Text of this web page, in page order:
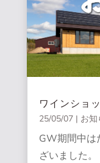
ワインショ
25/05/07| お知
GW期間中は
ざいました